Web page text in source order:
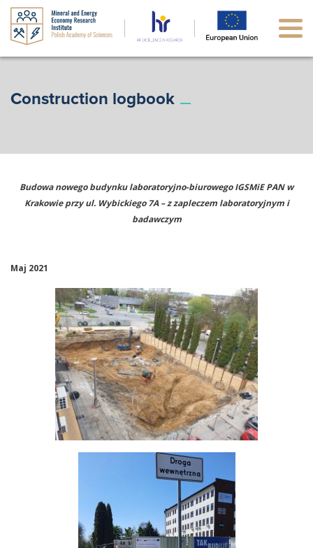
Construction logbook
Budowa nowego budynku laboratoryjno-biurowego IGSMiE PAN w
Krakowie przy ul. Wybickiego 7A – z zapleczem laboratoryjnym i
badawczym
Maj 2021